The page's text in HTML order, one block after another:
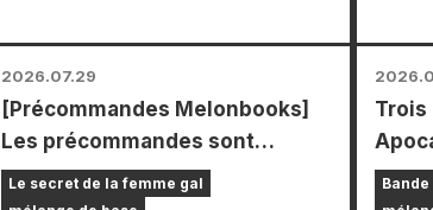
2026.07.29
[Précommandes Melonbooks]
Les précommandes sont
ouvertes pour l'édition limitée
Le secret de la femme gal
Trois
un